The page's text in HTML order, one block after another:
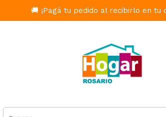
🚚 ¡Pagá tu pedido al recibirlo en tu